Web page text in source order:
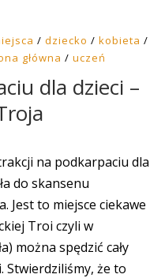
/ dziecko / kobieta /
główna / uczeń
dla dzieci –
na podkarpaciu dla
do skansenu
Jest to miejsce ciekawe
Troi czyli w
można spędzić cały
Stwierdziliśmy, że to